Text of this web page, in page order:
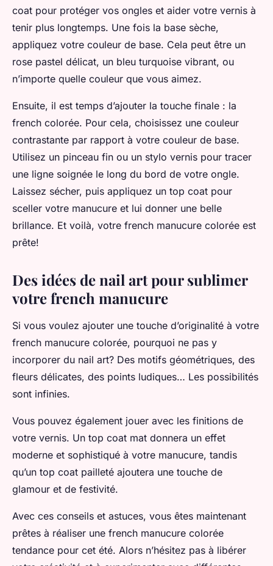
coat pour protéger vos ongles et aider votre vernis à
tenir plus longtemps. Une fois la base sèche,
appliquez votre couleur de base. Cela peut être un
rose pastel délicat, un bleu turquoise vibrant, ou
n’importe quelle couleur que vous aimez.
Ensuite, il est temps d’ajouter la touche finale : la
french colorée. Pour cela, choisissez une couleur
contrastante par rapport à votre couleur de base.
Utilisez un pinceau fin ou un stylo vernis pour tracer
une ligne soignée le long du bord de votre ongle.
Laissez sécher, puis appliquez un top coat pour
sceller votre manucure et lui donner une belle
brillance. Et voilà, votre french manucure colorée est
prête!
Des idées de nail art pour sublimer
votre french manucure
Si vous voulez ajouter une touche d’originalité à votre
french manucure colorée, pourquoi ne pas y
incorporer du nail art? Des motifs géométriques, des
fleurs délicates, des points ludiques… Les possibilités
sont infinies.
Vous pouvez également jouer avec les finitions de
votre vernis. Un top coat mat donnera un effet
moderne et sophistiqué à votre manucure, tandis
qu’un top coat pailleté ajoutera une touche de
glamour et de festivité.
Avec ces conseils et astuces, vous êtes maintenant
prêtes à réaliser une french manucure colorée
tendance pour cet été. Alors n’hésitez pas à libérer